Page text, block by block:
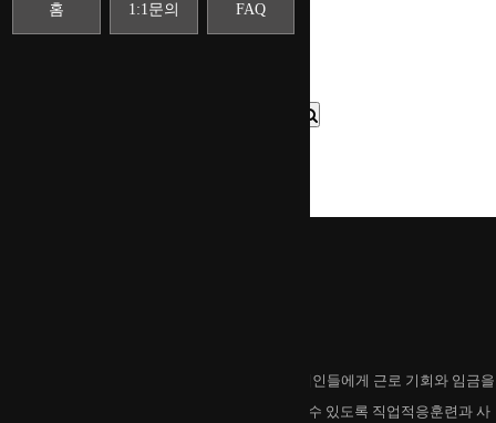
홈 1:1문의 FAQ
호반보호작업센터는 일반고용이 어려운 중중장애인들에게 근로 기회와 임금을
제공하고 있습니다. 지역사회에서 자립해 살아갈 수 있도록 직업적응훈련과 사